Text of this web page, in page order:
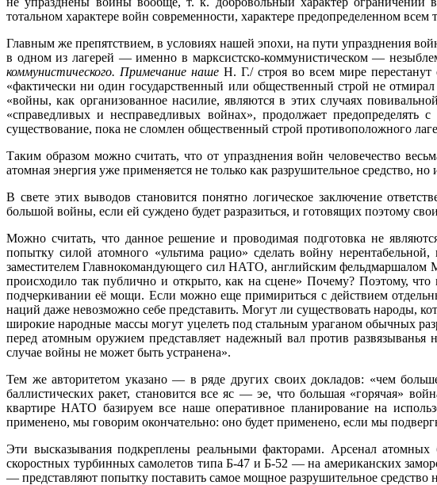
тотальном характере войн современности, ха­рактере предопределенном всем
Главным же препятствием, в условиях нашей эпохи, на пути упраздне­ния
в одном из лагерей — именно в марксистско-коммунистическом —
коммунистического. Примечание наше Н. Г./ строя во всем мире
«фактически ни один государственный или общественный строй не
«войны, как организованное насилие, являются в этих случаях
«справедливых и несправедливых войнах», продолжает
существование, пока не слом­лен общественный строй противоположного
Таким образом можно считать, что от упразднения войн человечество
атомная энергия уже применяется не только как разрушительное
В свете этих выводов становится понятно логическое заключение
большой войны, если ей суждено будет разразиться, и готовящих поэтому
Можно считать, что данное решение и проводимая подготовка не
попытку силой атомного «ультима рацио» сделать войну
заместите­лем Главнокомандующего сил НАТО, английским фельдмаршалом
происходило так публично и открыто, как на сцене» Почему? Поэтому,
подчеркивании её мощи. Если можно еще примириться с действием
наций даже невозможно себе представить. Могут ли существовать на­роды,
широкие народные массы мо­гут уцелеть под стальным ураганом обычных
перед атомным оружием представляет надежный вал против
случае войны не может быть устранена».
Тем же авторитетом указано — в ряде других своих докладов: «чем
баллистических ракет, становится все яс — эе, что большая «горячая»
квартире НАТО базируем все наше оперативное планирование на
применено, мы говорим окончательно: оно будет применено, если мы
Эти высказывания подкреплены реальными факторами. Арсенал
скоростных турбинных самолетов типа Б-47 и Б-52 — на американских
— представляют попытку поставить самое мощное разрушительное средство